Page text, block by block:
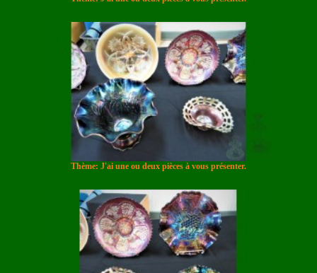
Thème: J'ai une ou deux pièces à vous présenter.